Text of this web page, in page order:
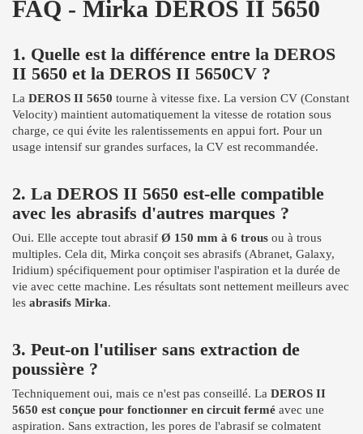
FAQ - Mirka DEROS II 5650
1. Quelle est la différence entre la DEROS
II 5650 et la DEROS II 5650CV ?
La DEROS II 5650 tourne à vitesse fixe. La version CV (Constant
Velocity) maintient automatiquement la vitesse de rotation sous
charge, ce qui évite les ralentissements en appui fort. Pour un
usage intensif sur grandes surfaces, la CV est recommandée.
2. La DEROS II 5650 est-elle compatible
avec les abrasifs d'autres marques ?
Oui. Elle accepte tout abrasif Ø 150 mm à 6 trous ou à trous
multiples. Cela dit, Mirka conçoit ses abrasifs (Abranet, Galaxy,
Iridium) spécifiquement pour optimiser l'aspiration et la durée de
vie avec cette machine. Les résultats sont nettement meilleurs avec
les abrasifs Mirka.
3. Peut-on l'utiliser sans extraction de
poussière ?
Techniquement oui, mais ce n'est pas conseillé. La DEROS II
5650 est conçue pour fonctionner en circuit fermé avec une
aspiration. Sans extraction, les pores de l'abrasif se colmatent